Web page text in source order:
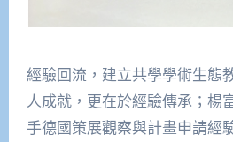
經驗回流，建立共學學術生態
人成就，更在於經驗傳承；楊
手德國策展觀察與計畫申請經